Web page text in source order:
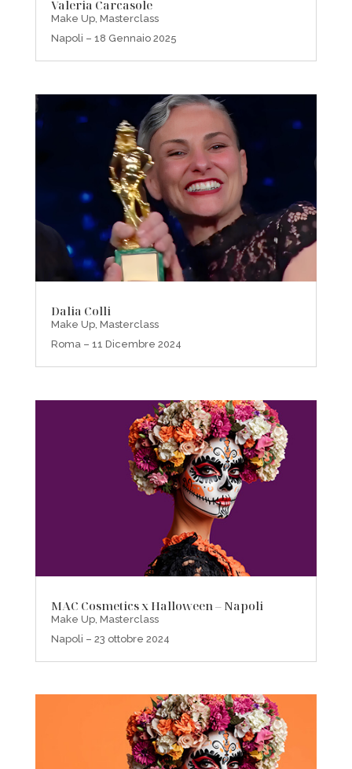
Valeria Carcasole
Make Up, Masterclass
Napoli – 18 Gennaio 2025
Dalia Colli
Make Up, Masterclass
Roma – 11 Dicembre 2024
MAC Cosmetics x Halloween – Napoli
Make Up, Masterclass
Napoli – 23 ottobre 2024